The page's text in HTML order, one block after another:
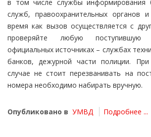
в том числе службы информирования
служб, правоохранительных органов
время как вызов осуществляется с
проверяйте любую
официальных источниках – службах
банков, дежурной части полиции.
случае не стоит перезванивать на
номера необходимо набирать вручную.
Опубликовано в УМВД Подробнее ...